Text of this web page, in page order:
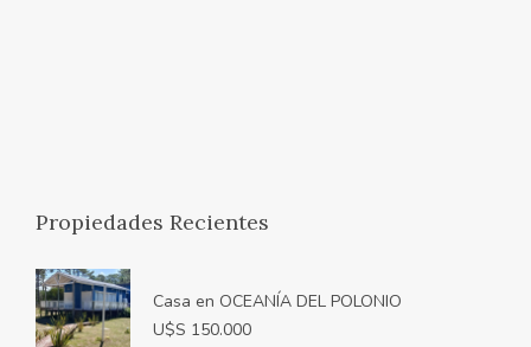
Propiedades Recientes
Casa en OCEANÍA DEL POLONIO
U$S 150.000